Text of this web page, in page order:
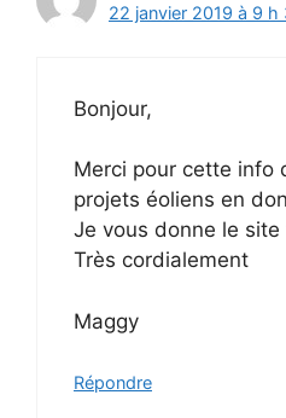
22 janvier 2019 à 9 h
Bonjour,
Merci pour cette info
projets éoliens en
Je vous donne le
Très cordialement
Maggy
Répondre